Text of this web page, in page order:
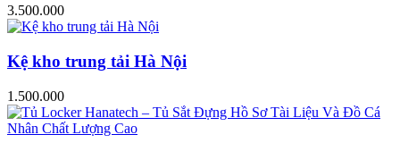
3.500.000
Kệ kho trung tải Hà Nội
1.500.000